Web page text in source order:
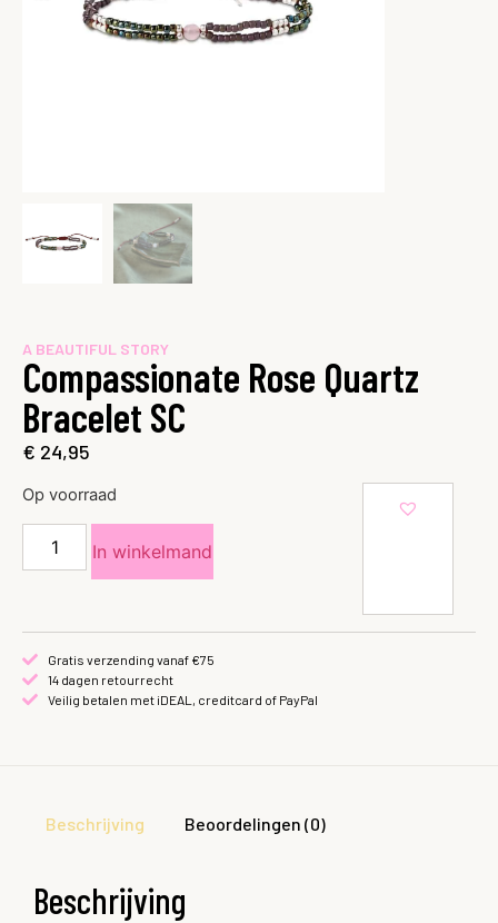
A BEAUTIFUL STORY
Compassionate Rose Quartz
Bracelet SC
€ 24,95
Op voorraad
In winkelmand
Gratis verzending vanaf €75
14 dagen retourrecht
Veilig betalen met iDEAL, creditcard of PayPal
Beschrijving Beoordelingen (0)
Beschrijving